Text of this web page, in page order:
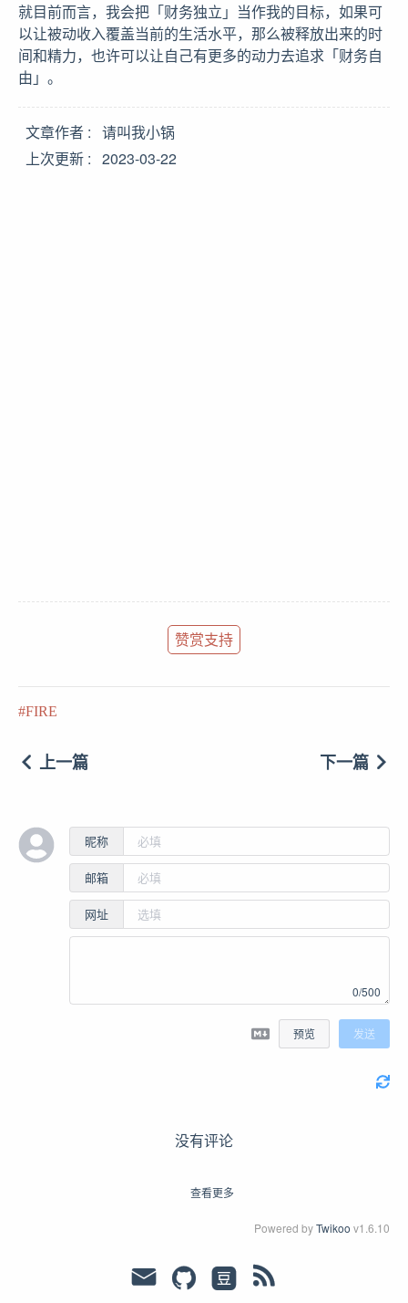
就目前而言，我会把「财务独立」当作我的目标，如果可
以让被动收入覆盖当前的生活水平，那么被释放出来的时
间和精力，也许可以让自己有更多的动力去追求「财务自
由」。
文章作者
请叫我小锅
上次更新
2023-03-22
赞赏支持
FIRE
上一篇 下一篇
昵称
邮箱
网址
0/500
预览 发送
没有评论
查看更多
Powered byTwikoo v1.6.10